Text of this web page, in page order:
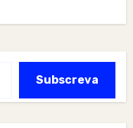
Subscreva